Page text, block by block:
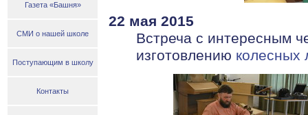
Газета «Башня»
СМИ о нашей школе
Поступающим в школу
Контакты
22 мая 2015
Встреча с интересным
изготовлению колесных